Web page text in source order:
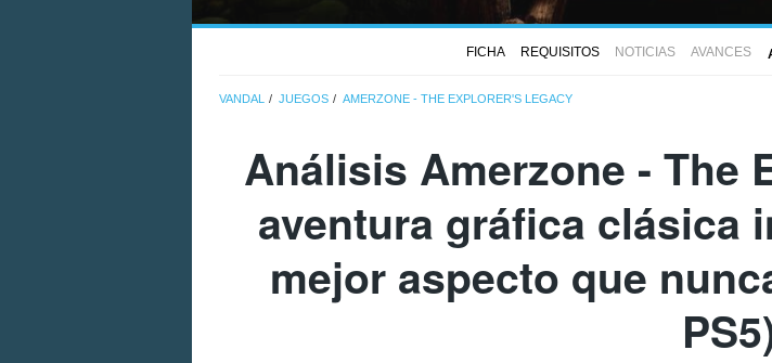
FICHA REQUISITOS NOTICIAS AVANCES
VANDAL JUEGOS AMERZONE - THE EXPLORER'S LEGACY
Análisis Amerzone - The
aventura gráfica clásica
mejor aspecto que